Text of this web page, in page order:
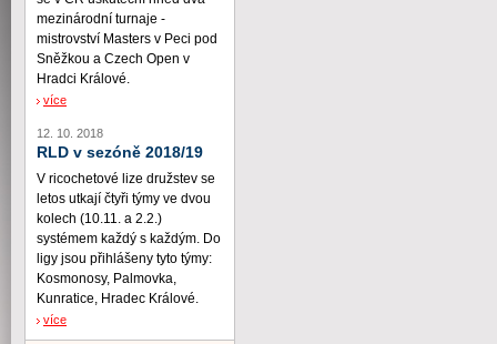
mezinárodní turnaje -
mistrovství Masters v Peci pod
Sněžkou a Czech Open v
Hradci Králové.
více
12. 10. 2018
RLD v sezóně 2018/19
V ricochetové lize družstev se
letos utkají čtyři týmy ve dvou
kolech (10.11. a 2.2.)
systémem každý s každým. Do
ligy jsou přihlášeny tyto týmy:
Kosmonosy, Palmovka,
Kunratice, Hradec Králové.
více